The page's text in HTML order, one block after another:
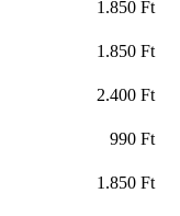
1.850 Ft
1.850 Ft
2.400 Ft
990 Ft
1.850 Ft